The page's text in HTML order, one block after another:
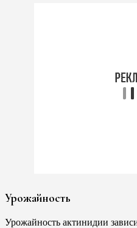
Урожайность
Урожайность актинидии